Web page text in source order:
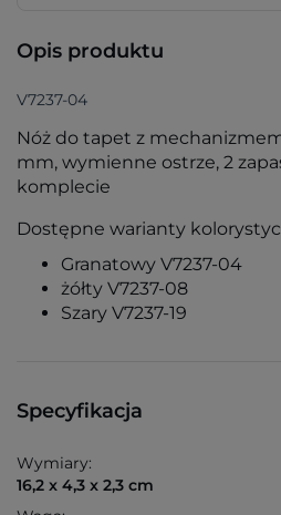
Opis produktu
V7237-04
Nóż do tapet z
mm, wymienne ostrze, 2
komplecie
Dostępne warianty
Granatowy V7237-04
żółty V7237-08
Szary V7237-19
Specyfikacja
Wymiary:
16,2 x 4,3 x 2,3 cm